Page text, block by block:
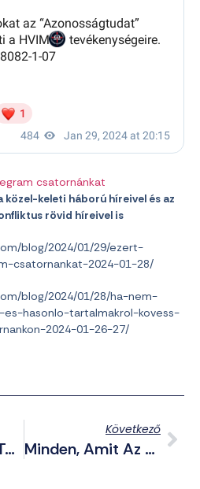
csatornánkat
keleti háború híreivel és az
rövid híreivel is
blog/2024/01/29/ezert-
csatornankat-2024-01-28/
blog/2024/01/28/ha-nem-
hasonlo-tartalmakrol-kovess-
2024-01-26-27/
Kincsekkel Volt Tele A Kiszáradt Tó
Következő
Minden, Amit Az Amnesty International Visszaéléseiről Tudni Érdemes